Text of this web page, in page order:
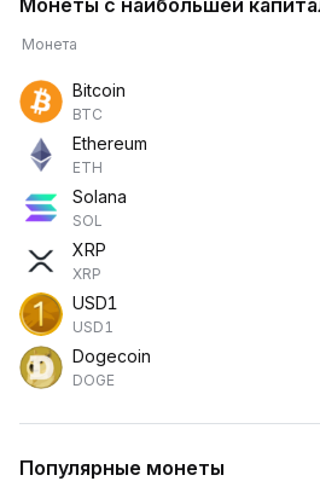
Монеты с наибольшей
Монета
Bitcoin
BTC
Ethereum
ETH
Solana
SOL
XRP
XRP
USD1
USD1
Dogecoin
DOGE
Популярные монеты